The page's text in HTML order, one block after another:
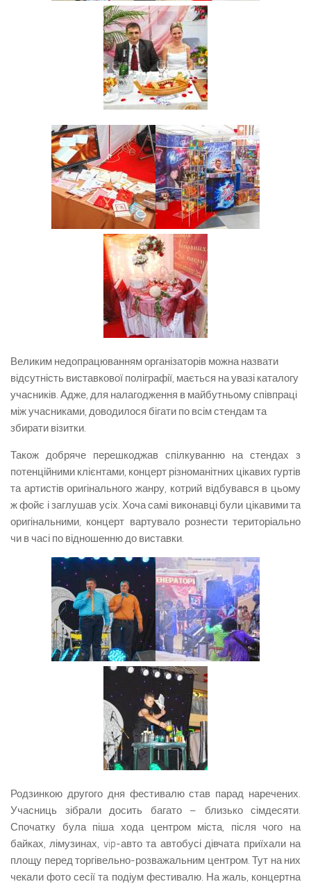
Великим недопрацюванням організаторів можна назвати
відсутність виставкової поліграфії, мається на увазі каталогу
учасників. Адже, для налагодження в майбутньому співпраці
між учасниками, доводилося бігати по всім стендам та
збирати візитки.
Також добряче перешкоджав спілкуванню на стендах з
потенційними клієнтами, концерт різноманітних цікавих гуртів
та артистів оригінального жанру, котрий відбувався в цьому
ж фойє і заглушав усіх. Хоча самі виконавці були цікавими та
оригінальними, концерт вартувало рознести територіально
чи в часі по відношенню до виставки.
Родзинкою другого дня фестивалю став парад наречених.
Учасниць зібрали досить багато – близько сімдесяти.
Спочатку була піша хода центром міста, після чого на
байках, лімузинах, vip-авто та автобусі дівчата приїхали на
площу перед торгівельно-розважальним центром. Тут на них
чекали фото сесії та подіум фестивалю. На жаль, концертна